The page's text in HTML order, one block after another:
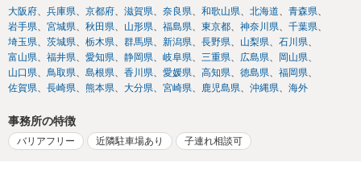
大阪府 兵庫県 京都府 滋賀県 奈良県 和歌山県 北海道
青森県
岩手県
宮城県 秋田県 山形県 福島県 東京都 神奈川県
千葉県
埼玉県
茨城県 栃木県 群馬県 新潟県 長野県 山梨県
石川県
富山県
福井県 愛知県 静岡県 岐阜県 三重県 広島県
岡山県
山口県
鳥取県 島根県 香川県 愛媛県 高知県 徳島県
福岡県
佐賀県
長崎県 熊本県 大分県 宮崎県 鹿児島県 沖縄県 海外
事務所の特徴
バリアフリー 近隣駐車場あり 子連れ相談可